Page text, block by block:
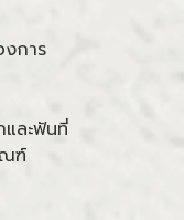
งการ
และฟันที่
ณฑ์